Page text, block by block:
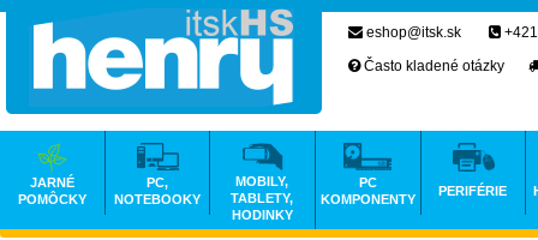
eshop@itsk.sk
Často kladené otázky
JARNÉ
POMÔCKY
PC,
NOTEBOOKY
MOBILY,
TABLETY,
HODINKY
PC
KOMPONENTY
PERIFÉRIE